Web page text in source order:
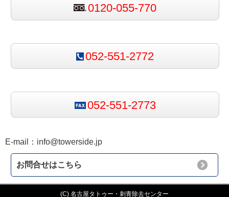
0120-055-770
052-551-2772
052-551-2773
E-mail： info@towerside.jp
お問合せはこちら
(C) 名古屋タトゥー・刺青除去センター